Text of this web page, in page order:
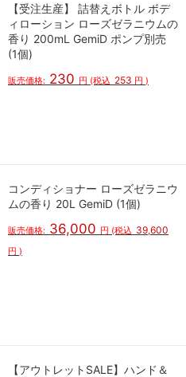
【受注生産】 詰替えボトル ボデ
ィローション ローズゼラニウムの
香り 200mL GemiD ポンプ別売
(1個)
販売価格: 230 円 (税込 253 円 )
コンディショナー ローズゼラニウ
ムの香り 20L GemiD (1個)
販売価格: 36,000 円 (税込 39,600
円 )
【アウトレットSALE】ハンド＆